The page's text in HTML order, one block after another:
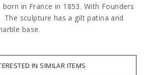
born in France in 1853. With Founders
The sculpture has a gilt patina and
base.
IN SIMILAR ITEMS